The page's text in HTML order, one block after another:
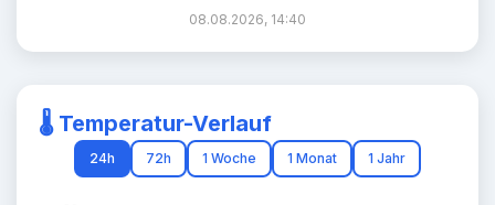
08.08.2026, 14:40
🌡️ Temperatur-Verlauf
24h 72h 1 Woche 1 Monat 1 Jahr